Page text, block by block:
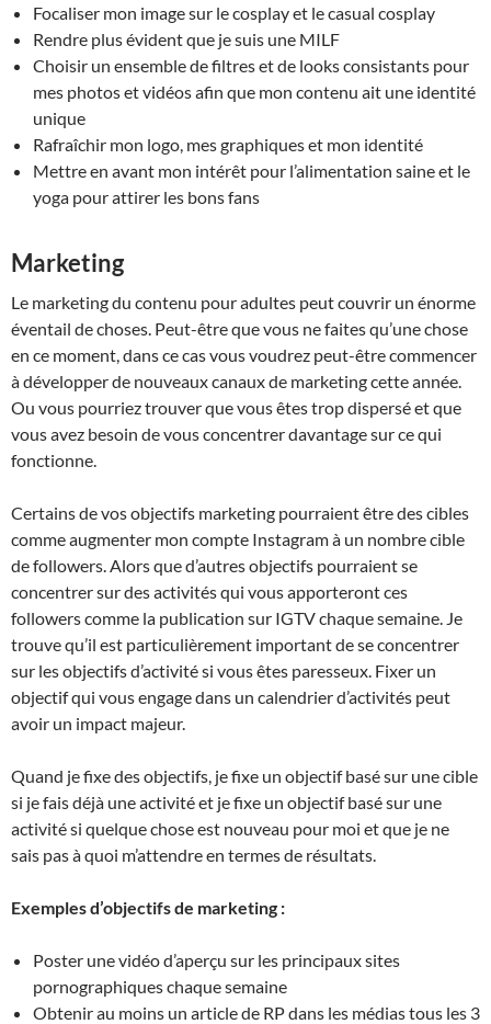
Focaliser mon image sur le cosplay et le casual cosplay
Rendre plus évident que je suis une MILF
Choisir un ensemble de filtres et de looks consistants pour
mes photos et vidéos afin que mon contenu ait une identité
unique
Rafraîchir mon logo, mes graphiques et mon identité
Mettre en avant mon intérêt pour l’alimentation saine et le
yoga pour attirer les bons fans
Marketing
Le marketing du contenu pour adultes peut couvrir un énorme
éventail de choses. Peut-être que vous ne faites qu’une chose
en ce moment, dans ce cas vous voudrez peut-être commencer
à développer de nouveaux canaux de marketing cette année.
Ou vous pourriez trouver que vous êtes trop dispersé et que
vous avez besoin de vous concentrer davantage sur ce qui
fonctionne.
Certains de vos objectifs marketing pourraient être des cibles
comme augmenter mon compte Instagram à un nombre cible
de followers. Alors que d’autres objectifs pourraient se
concentrer sur des activités qui vous apporteront ces
followers comme la publication sur IGTV chaque semaine. Je
trouve qu’il est particulièrement important de se concentrer
sur les objectifs d’activité si vous êtes paresseux. Fixer un
objectif qui vous engage dans un calendrier d’activités peut
avoir un impact majeur.
Quand je fixe des objectifs, je fixe un objectif basé sur une cible
si je fais déjà une activité et je fixe un objectif basé sur une
activité si quelque chose est nouveau pour moi et que je ne
sais pas à quoi m’attendre en termes de résultats.
Exemples d’objectifs de marketing :
Poster une vidéo d’aperçu sur les principaux sites
pornographiques chaque semaine
Obtenir au moins un article de RP dans les médias tous les 3